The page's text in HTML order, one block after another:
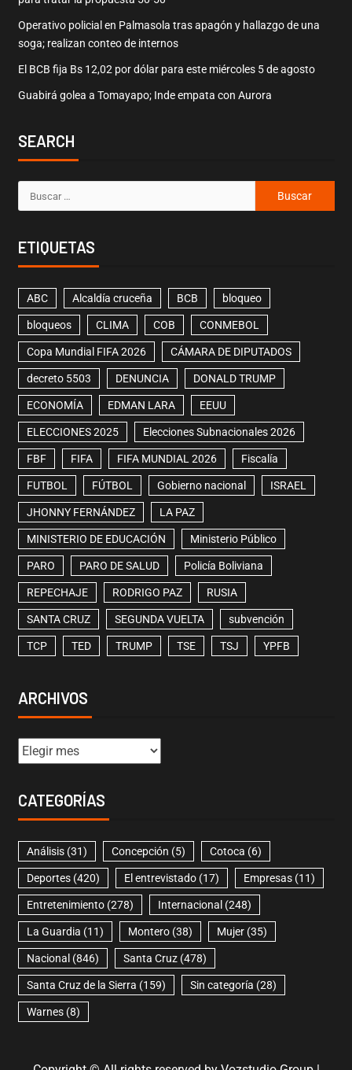
Operativo policial en Palmasola tras apagón y hallazgo de una
soga; realizan conteo de internos
El BCB fija Bs 12,02 por dólar para este miércoles 5 de agosto
Guabirá golea a Tomayapo; Inde empata con Aurora
SEARCH
ETIQUETAS
ABC Alcaldía cruceña BCB bloqueo
bloqueos CLIMA COB CONMEBOL
Copa Mundial FIFA 2026 CÁMARA DE DIPUTADOS
decreto 5503 DENUNCIA DONALD TRUMP
ECONOMÍA EDMAN LARA EEUU
ELECCIONES 2025 Elecciones Subnacionales 2026
FBF FIFA FIFA MUNDIAL 2026 Fiscalía
FUTBOL FÚTBOL Gobierno nacional ISRAEL
JHONNY FERNÁNDEZ LA PAZ
MINISTERIO DE EDUCACIÓN Ministerio Público
PARO PARO DE SALUD Policía Boliviana
REPECHAJE RODRIGO PAZ RUSIA
SANTA CRUZ SEGUNDA VUELTA subvención
TCP TED TRUMP TSE TSJ YPFB
ARCHIVOS
CATEGORÍAS
Análisis(31) Concepción (5) Cotoca (6)
Deportes(420) El entrevistado(17) Empresas(11)
Entretenimiento(278) Internacional (248)
La Guardia (11) Montero(38) Mujer(35)
Nacional (846) Santa Cruz(478)
Santa Cruz de la Sierra (159) Sin categoría (28)
Warnes(8)